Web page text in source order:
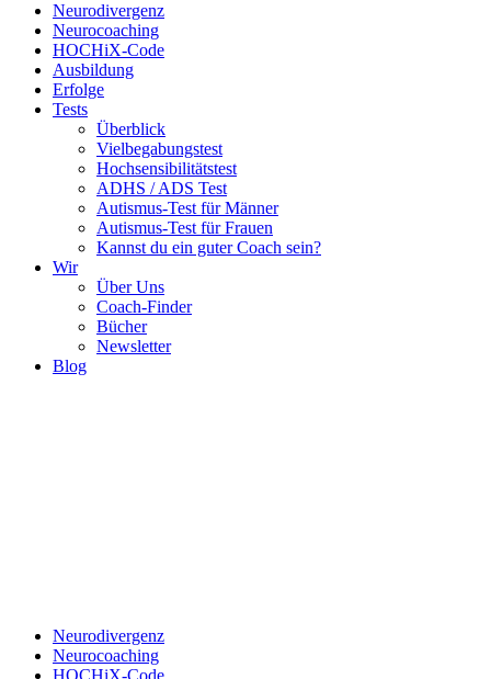
Neurodivergenz
Neurocoaching
HOCHiX-Code
Ausbildung
Erfolge
Tests
Überblick
Vielbegabungstest
Hochsensibilitätstest
ADHS / ADS Test
Autismus-Test für Männer
Autismus-Test für Frauen
Kannst du ein guter Coach sein?
Wir
Über Uns
Coach-Finder
Bücher
Newsletter
Blog
Neurodivergenz
Neurocoaching
HOCHiX-Code